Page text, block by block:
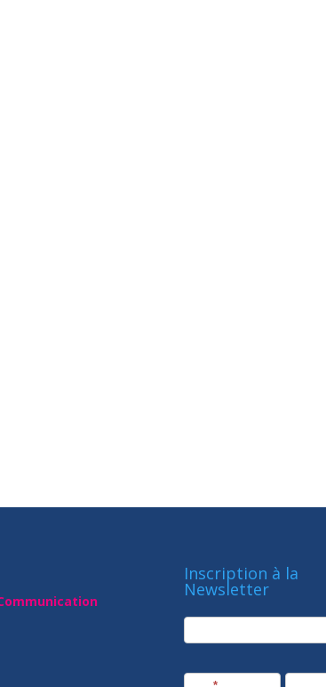
Inscription à la
Newsletter
newsletter